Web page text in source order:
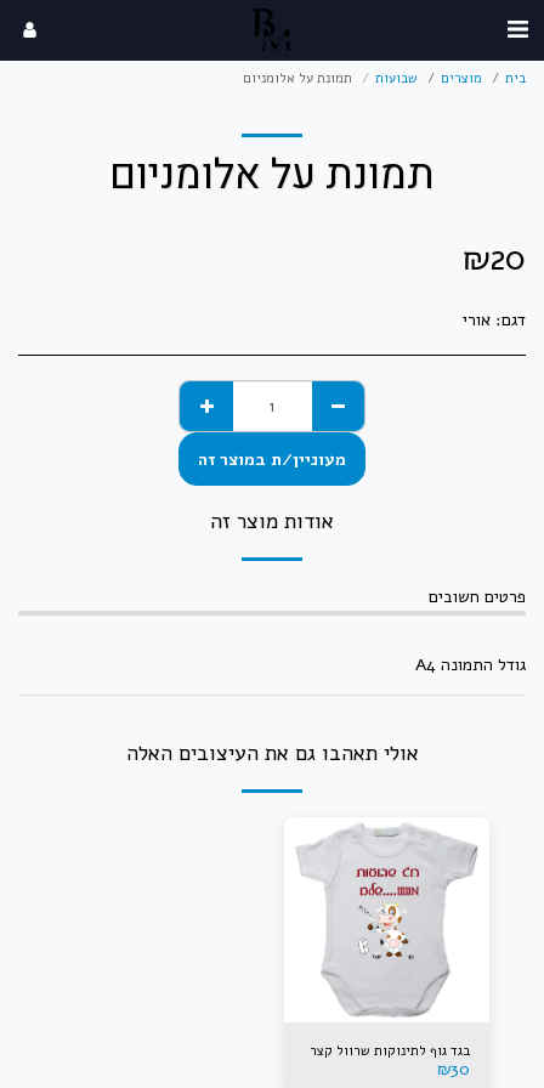
בית מוצרים שבועות תמונת על אלומניום
תמונת על אלומניום
₪20
דגם: אורי
מעוניין/ת במוצר זה
אודות מוצר זה
פרטים חשובים
גודל התמונה A4
אולי תאהבו גם את העיצובים האלה
בגד גוף לתינוקות שרוול קצר
₪30